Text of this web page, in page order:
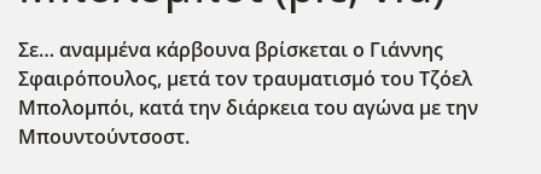
Σε… αναμμένα κάρβουνα βρίσκεται ο Γιάννης
Σφαιρόπουλος, μετά τον τραυματισμό του Τζόελ
Μπολομπόι, κατά την διάρκεια του αγώνα με την
Μπουντούντσοστ.